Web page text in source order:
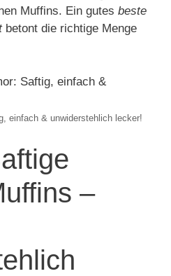
Muffins. Ein gutes beste
betont die richtige Menge
einfach & unwiderstehlich lecker!
–